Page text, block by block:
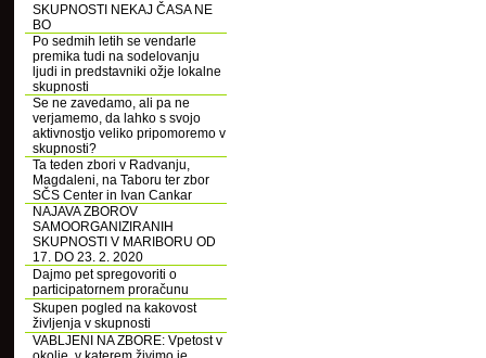
SKUPNOSTI NEKAJ ČASA NE
BO
Po sedmih letih se vendarle
premika tudi na sodelovanju
ljudi in predstavniki ožje lokalne
skupnosti
Se ne zavedamo, ali pa ne
verjamemo, da lahko s svojo
aktivnostjo veliko pripomoremo v
skupnosti?
Ta teden zbori v Radvanju,
Magdaleni, na Taboru ter zbor
SČS Center in Ivan Cankar
NAJAVA ZBOROV
SAMOORGANIZIRANIH
SKUPNOSTI V MARIBORU OD
17. DO 23. 2. 2020
Dajmo pet spregovoriti o
participatornem proračunu
Skupen pogled na kakovost
življenja v skupnosti
VABLJENI NA ZBORE: Vpetost v